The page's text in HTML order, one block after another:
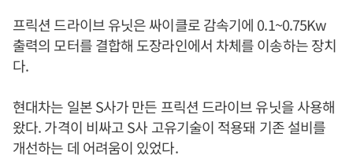
프릭션 드라이브 유닛은 싸이클로 감속기에 0.1~0.75Kw
출력의 모터를 결합해 도장라인에서 차체를 이송하는 장치
다.
현대차는 일본 S사가 만든 프릭션 드라이브 유닛을 사용해
왔다. 가격이 비싸고 S사 고유기술이 적용돼 기존 설비를
개선하는 데 어려움이 있었다.